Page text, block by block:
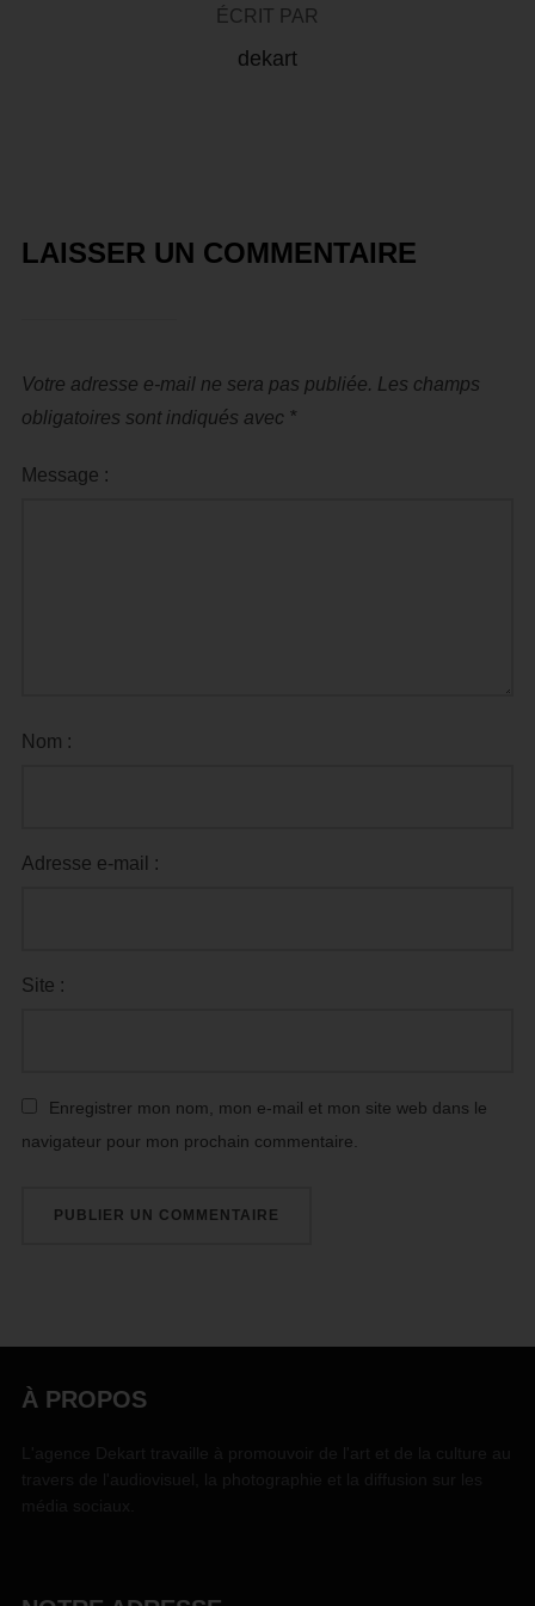
ÉCRIT PAR
dekart
LAISSER UN COMMENTAIRE
Votre adresse e-mail ne sera pas publiée. Les champs
obligatoires sont indiqués avec *
Message :
Nom :
Adresse e-mail :
Site :
Enregistrer mon nom, mon e-mail et mon site web dans le
navigateur pour mon prochain commentaire.
À PROPOS